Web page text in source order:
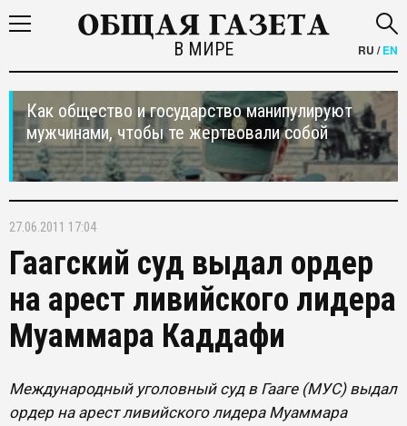
В МИРЕ RU /EN
Как общество и государство манипулируют
мужчинами, чтобы те жертвовали собой
27.06.2011 17:04
Гаагский суд выдал ордер
на арест ливийского лидера
Муаммара Каддафи
Международный уголовный суд в Гааге (МУС) выдал
ордер на арест ливийского лидера Муаммара